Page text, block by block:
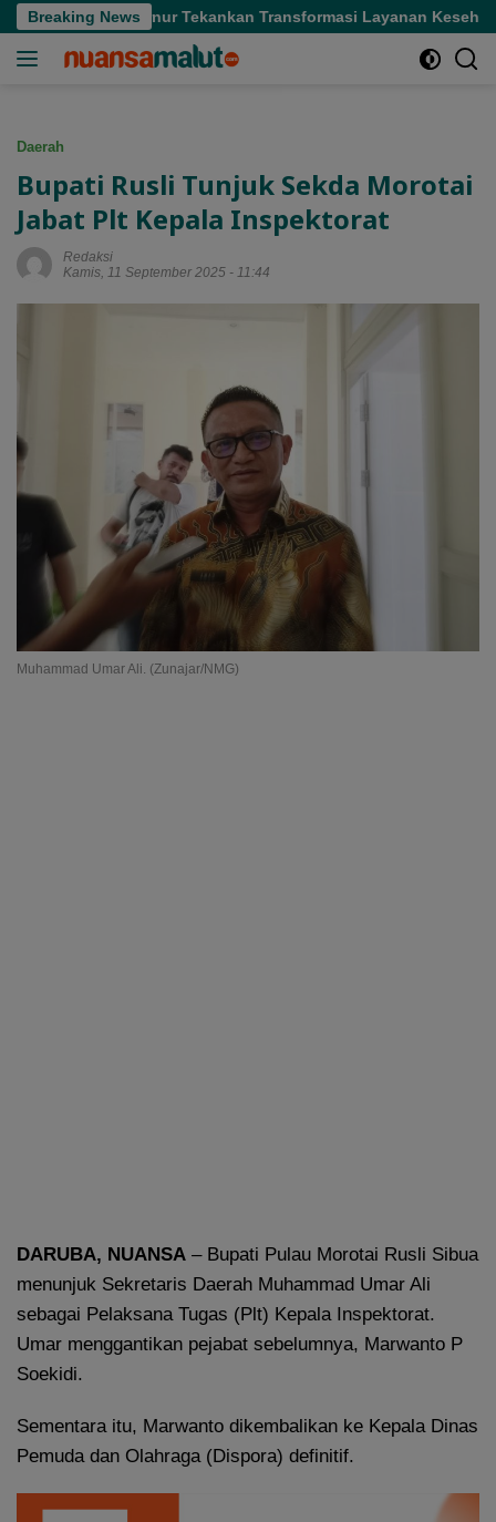
Langsung
ke
Breaking News
Gubernur Tekankan Transformasi Layanan Kesehatan
Daerah
Bupati Rusli Tunjuk Sekda Morotai
Jabat Plt Kepala Inspektorat
Redaksi
Kamis, 11 September 2025 - 11:44
Muhammad Umar Ali. (Zunajar/NMG)
DARUBA, NUANSA – Bupati Pulau Morotai Rusli Sibua
menunjuk Sekretaris Daerah Muhammad Umar Ali
sebagai Pelaksana Tugas (Plt) Kepala Inspektorat.
Umar menggantikan pejabat sebelumnya, Marwanto P
Soekidi.
Sementara itu, Marwanto dikembalikan ke Kepala Dinas
Pemuda dan Olahraga (Dispora) definitif.